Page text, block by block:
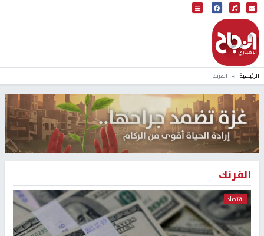
البث المباشر
إذاعة النجاح
الرئيسية الفرنك
الفرنك
اقتصاد